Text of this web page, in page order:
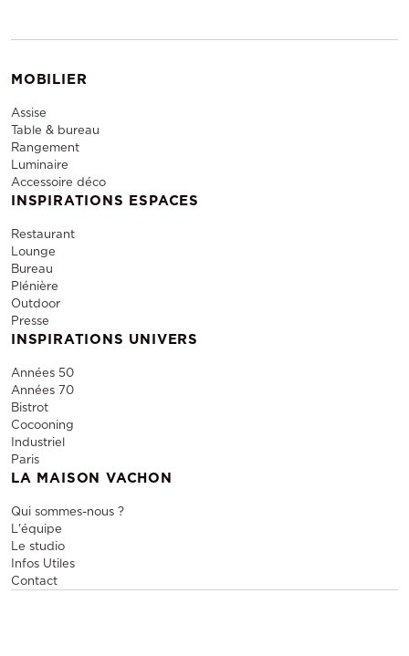
MOBILIER
Assise
Table & bureau
Rangement
Luminaire
Accessoire déco
INSPIRATIONS ESPACES
Restaurant
Lounge
Bureau
Plénière
Outdoor
Presse
INSPIRATIONS UNIVERS
Années 50
Années 70
Bistrot
Cocooning
Industriel
Paris
LA MAISON VACHON
Qui sommes-nous ?
L'équipe
Le studio
Infos Utiles
Contact